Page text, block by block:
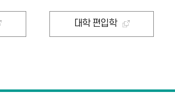
대학 편입학